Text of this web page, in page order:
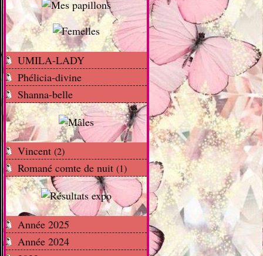
UMILA-LADY
Phélicia-divine
Shanna-belle
Vincent (2)
Romané comte de nuit (1)
Année 2025
Année 2024